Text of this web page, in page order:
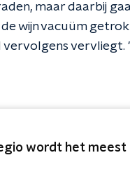
maar daarbij
wijn vacuüm
vervliegt.
wordt het